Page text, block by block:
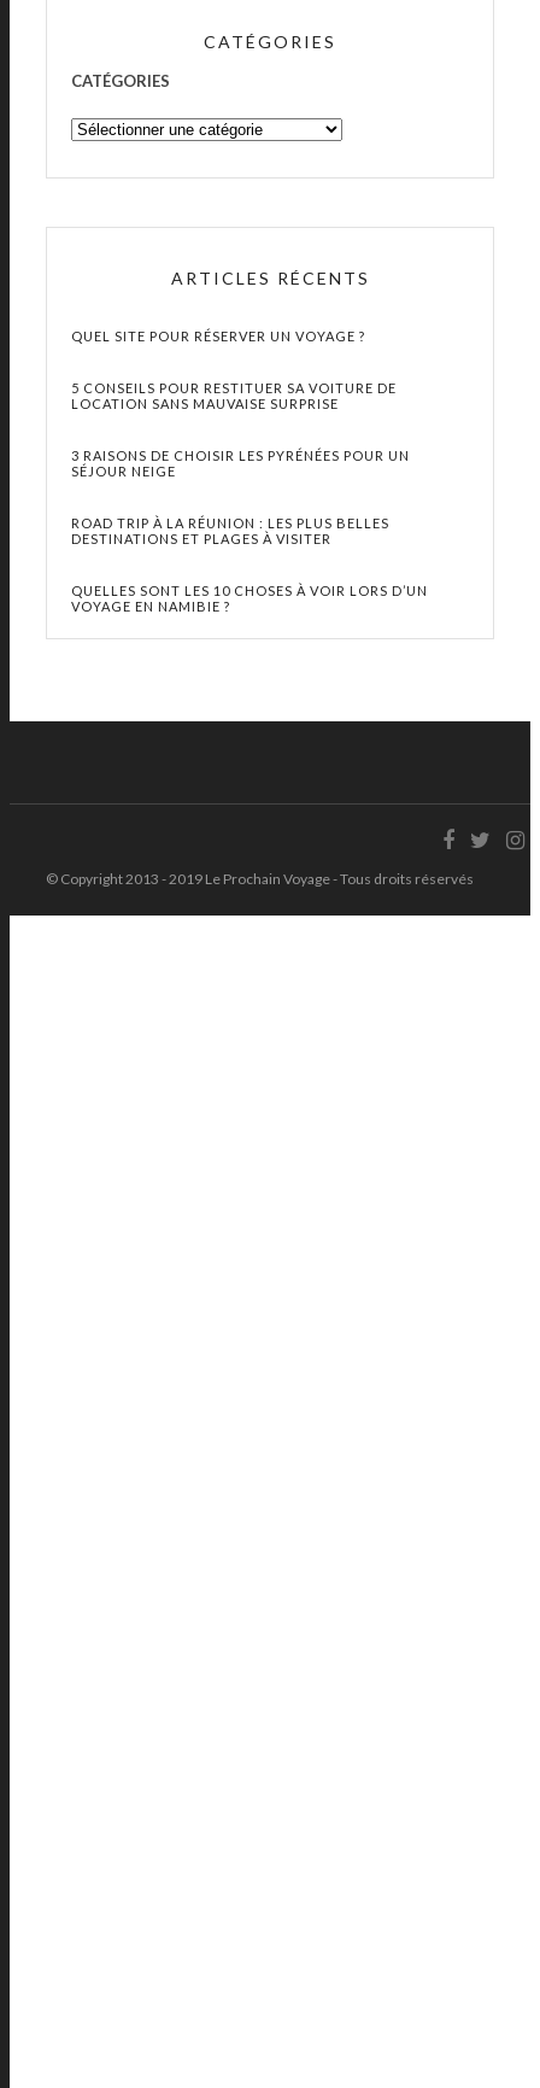
CATÉGORIES
CATÉGORIES
ARTICLES RÉCENTS
QUEL SITE POUR RÉSERVER UN VOYAGE ?
5 CONSEILS POUR RESTITUER SA VOITURE DE
LOCATION SANS MAUVAISE SURPRISE
3 RAISONS DE CHOISIR LES PYRÉNÉES POUR UN
SÉJOUR NEIGE
ROAD TRIP À LA RÉUNION : LES PLUS BELLES
DESTINATIONS ET PLAGES À VISITER
QUELLES SONT LES 10 CHOSES À VOIR LORS D’UN
VOYAGE EN NAMIBIE ?
© Copyright 2013 - 2019 Le Prochain Voyage - Tous droits réservés